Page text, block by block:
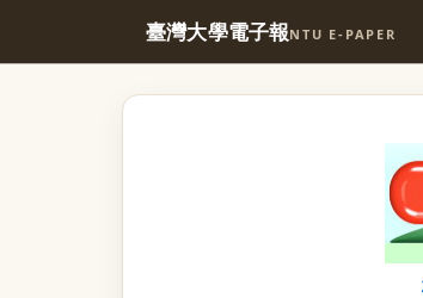
臺灣大學電子報NTU E-PAPER